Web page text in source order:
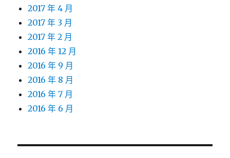
2017 年 4 月
2017 年 3 月
2017 年 2 月
2016 年 12 月
2016 年 9 月
2016 年 8 月
2016 年 7 月
2016 年 6 月